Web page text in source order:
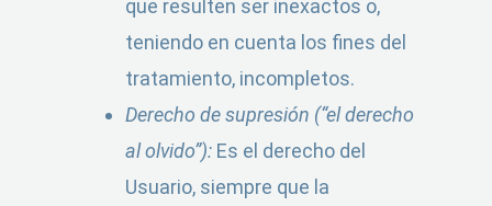
que resulten ser inexactos o,
teniendo en cuenta los fines del
tratamiento, incompletos.
Derecho de supresión (“el derecho
al olvido”): Es el derecho del
Usuario, siempre que la